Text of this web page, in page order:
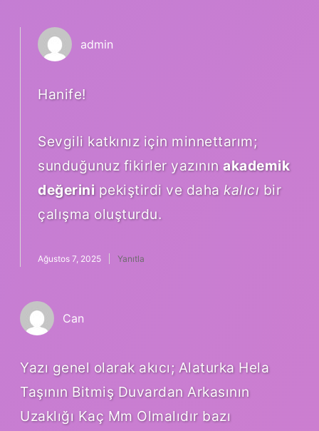
admin
Hanife!
Sevgili katkınız için minnettarım;
sunduğunuz fikirler yazının akademik
değerinipekiştirdi ve daha kalıcı bir
çalışma oluşturdu.
Ağustos 7, 2025 Yanıtla
Can
Yazı genel olarak akıcı; Alaturka Hela
Taşının Bitmiş Duvardan Arkasının
Uzaklığı Kaç Mm Olmalıdır bazı